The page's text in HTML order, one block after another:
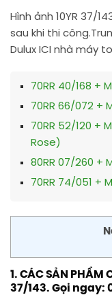
Hình ảnh 10YR 37/
sau khi thi
Dulux ICI nhà máy
70RR 40/168 +
70RR 66/072 +
70RR 52/120 +
Rose)
80RR 07/260 +
70RR 74/051 +
1. CÁC SẢN PHẨM
37/143. Gọi ngay: